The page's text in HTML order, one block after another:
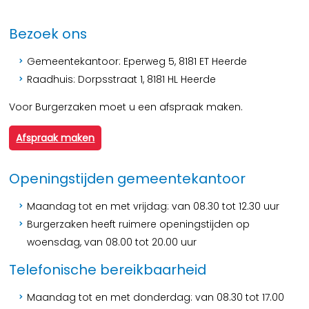
Bezoek ons
Gemeentekantoor: Eperweg 5, 8181 ET Heerde
Raadhuis: Dorpsstraat 1, 8181 HL Heerde
Voor Burgerzaken moet u een afspraak maken.
Afspraak maken
Openingstijden gemeentekantoor
Maandag tot en met vrijdag: van 08.30 tot 12.30 uur
Burgerzaken heeft ruimere openingstijden op
woensdag, van 08.00 tot 20.00 uur
Telefonische bereikbaarheid
Maandag tot en met donderdag: van 08.30 tot 17.00